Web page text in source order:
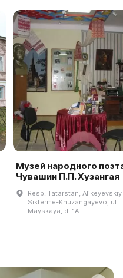
Музей народного
Чувашии П.П. Хузангая
Resp. Tatarstan,
Sikterme-Khuzangayevo, ul.
Mayskaya, d. 1A